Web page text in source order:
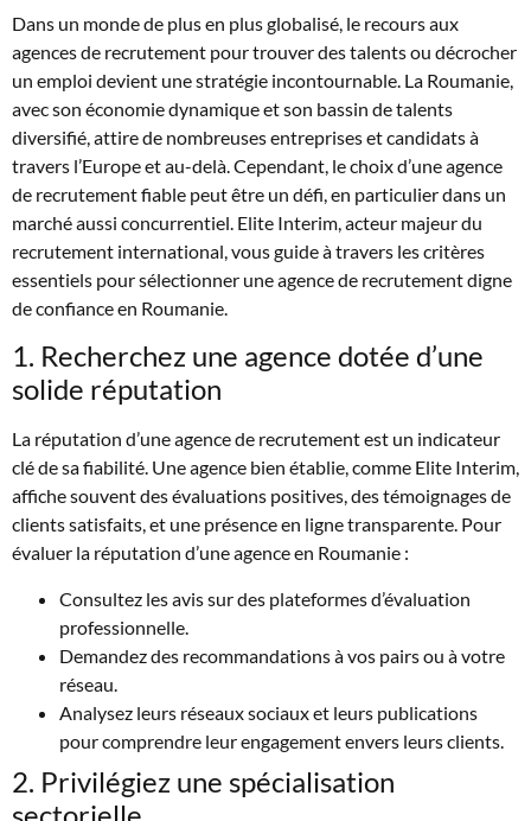
Dans un monde de plus en plus globalisé, le recours aux
agences de recrutement pour trouver des talents ou décrocher
un emploi devient une stratégie incontournable. La Roumanie,
avec son économie dynamique et son bassin de talents
diversifié, attire de nombreuses entreprises et candidats à
travers l’Europe et au-delà. Cependant, le choix d’une agence
de recrutement fiable peut être un défi, en particulier dans un
marché aussi concurrentiel. Elite Interim, acteur majeur du
recrutement international, vous guide à travers les critères
essentiels pour sélectionner une agence de recrutement digne
de confiance en Roumanie.
1. Recherchez une agence dotée d’une
solide réputation
La réputation d’une agence de recrutement est un indicateur
clé de sa fiabilité. Une agence bien établie, comme Elite Interim,
affiche souvent des évaluations positives, des témoignages de
clients satisfaits, et une présence en ligne transparente. Pour
évaluer la réputation d’une agence en Roumanie :
Consultez les avis sur des plateformes d’évaluation
professionnelle.
Demandez des recommandations à vos pairs ou à votre
réseau.
Analysez leurs réseaux sociaux et leurs publications
pour comprendre leur engagement envers leurs clients.
2. Privilégiez une spécialisation
sectorielle